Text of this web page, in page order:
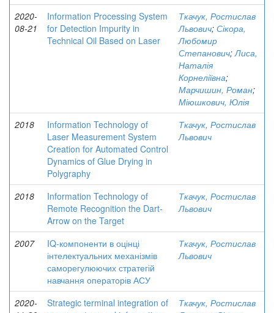
2020-
08-21
Information Processing System
for Detection Impurity in
Technical Oil Based on Laser
Ткачук, Ростислав
Львович; Сікора,
Любомир
Степанович;Лиса,
Наталія
Корнеліївна;
Марчишин, Роман;
Міюшкович, Юлія
2018
Information Technology of
Laser Measurement System
Creation for Automated Control
Dynamics of Glue Drying in
Polygraphy
Ткачук, Ростислав
Львович
2018
Information Technology of
Remote Recognition the Dart-
Arrow on the Target
Ткачук, Ростислав
Львович
2007
IQ-компоненти в оцінці
інтелектуальних механізмів
саморегулюючих стратегій
навчання операторів АСУ
Ткачук, Ростислав
Львович
2020-
Strategic terminal integration of
Ткачук, Ростислав